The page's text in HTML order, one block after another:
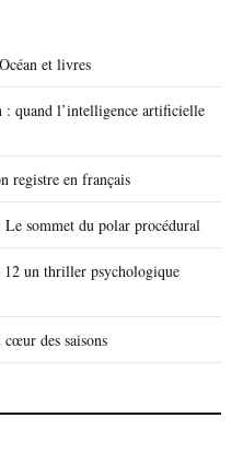
et livres
: quand l’intelligence artificielle
registre en français
sommet du polar procédural
12 un thriller psychologique
des saisons